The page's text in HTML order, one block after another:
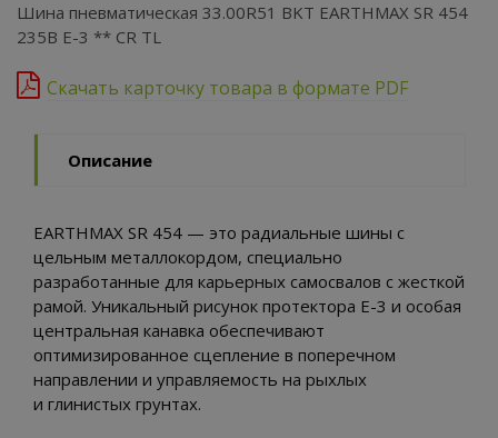
Шина пневматическая 33.00R51 BKT EARTHMAX SR 454
235B E-3 ** CR TL
Скачать карточку товара в формате PDF
Описание
EARTHMAX SR 454 — это радиальные шины с
цельным металлокордом, специально
разработанные для карьерных самосвалов с жесткой
рамой. Уникальный рисунок протектора E-3 и особая
центральная канавка обеспечивают
оптимизированное сцепление в поперечном
направлении и управляемость на рыхлых
и глинистых грунтах.